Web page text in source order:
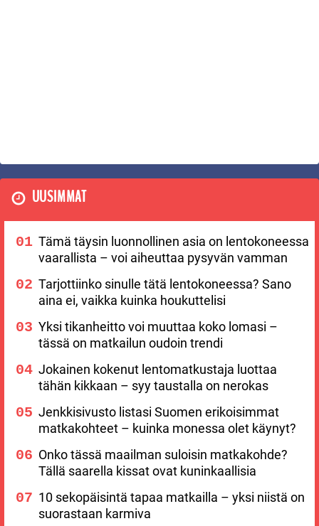
UUSIMMAT
Tämä täysin luonnollinen asia on lentokoneessa
vaarallista – voi aiheuttaa pysyvän vamman
Tarjottiinko sinulle tätä lentokoneessa? Sano
aina ei, vaikka kuinka houkuttelisi
Yksi tikanheitto voi muuttaa koko lomasi –
tässä on matkailun oudoin trendi
Jokainen kokenut lentomatkustaja luottaa
tähän kikkaan – syy taustalla on nerokas
Jenkkisivusto listasi Suomen erikoisimmat
matkakohteet – kuinka monessa olet käynyt?
Onko tässä maailman suloisin matkakohde?
Tällä saarella kissat ovat kuninkaallisia
10 sekopäisintä tapaa matkailla – yksi niistä on
suorastaan karmiva